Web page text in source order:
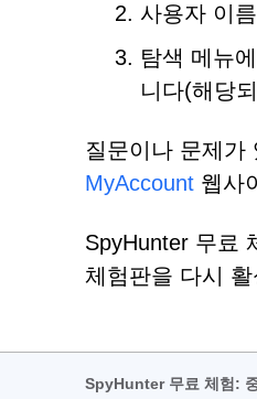
사용자 이
탐색 메뉴
니다(해당
질문이나 문제가
MyAccount 웹사
SpyHunter 무료
체험판을 다시
SpyHunter 무료 체험: